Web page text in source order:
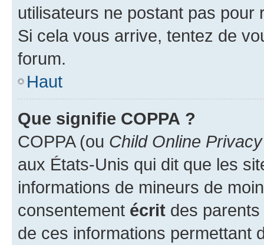
utilisateurs ne postant pas pour
Si cela vous arrive, tentez de
forum.
Haut
Que signifie COPPA ?
COPPA (ou Child Online
aux États-Unis qui dit que les
informations de mineurs de
consentement écrit des parents
de ces informations permettant